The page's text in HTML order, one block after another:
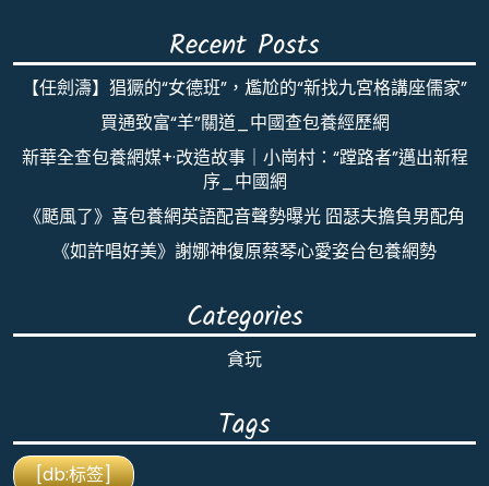
Recent Posts
【任劍濤】猖獗的“女德班”，尷尬的“新找九宮格講座儒家”
買通致富“羊”關道_中國查包養經歷網
新華全查包養網媒+·改造故事｜小崗村：“蹚路者”邁出新程
序_中國網
《颳風了》喜包養網英語配音聲勢曝光 囧瑟夫擔負男配角
《如許唱好美》謝娜神復原蔡琴心愛姿台包養網勢
Categories
貪玩
Tags
[db:标签]